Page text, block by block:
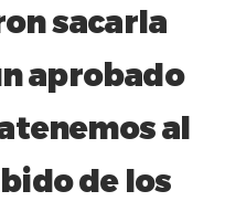
sacarla
aprobado
al
de los